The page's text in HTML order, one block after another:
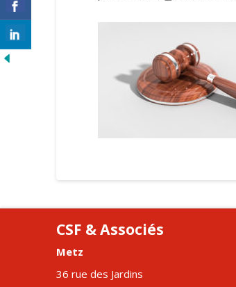
CSF & Associés
Metz
36 rue des Jardins